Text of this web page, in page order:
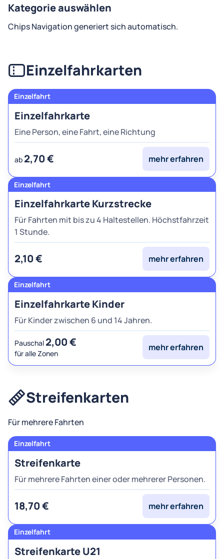
Kategorie auswählen
Chips Navigation generiert sich automatisch.
Einzelfahrkarten
Einzelfahrkarte
Eine Person, eine Fahrt, eine Richtung
ab 2,70 € mehr erfahren
Einzelfahrkarte Kurzstrecke
Für Fahrten mit bis zu 4 Haltestellen. Höchstfahrzeit
1 Stunde.
2,10 € mehr erfahren
Einzelfahrkarte Kinder
Für Kinder zwischen 6 und 14 Jahren.
Pauschal 2,00 €
für alle Zonen
mehr erfahren
Streifenkarten
Für mehrere Fahrten
Streifenkarte
Für mehrere Fahrten einer oder mehrerer Personen.
18,70 € mehr erfahren
Streifenkarte U21